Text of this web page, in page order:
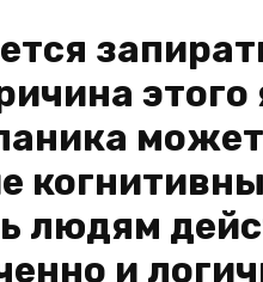
этого
людям
и